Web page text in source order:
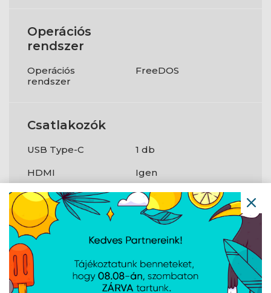
Operációs
rendszer
Operációs
rendszer
FreeDOS
Csatlakozók
USB Type-C
1 db
HDMI
Igen
LAN
1×Gigabit
WLAN
802.11ax
Bluetooth
Igen
Megbízható
platform modul
(TPM)
Igen